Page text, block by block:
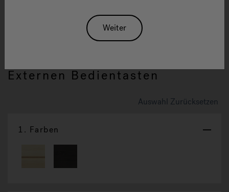
Sasha Mi – Sauna |
Erlebnisdusche – Hammam –
Externen Bedientasten
Auswahl Zurücksetzen
1. Farben
Weiter